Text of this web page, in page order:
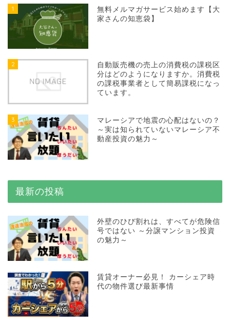
1
無料メルマガサービス始めます【大
家さんの知恵袋】
2
自動販売機の売上の消費税の課税区
分はどのようになりますか。消費税
の課税事業者として簡易課税になっ
ています。
3
マレーシアで地震の心配はないの？
～実は知られていないマレーシア不
動産投資の魅力～
最新の投稿
外壁のひび割れは、すべてが危険信
号ではない ～分譲マンション投資
の魅力～
賃貸オーナー必見！ カーシェア時
代の物件選び最新事情